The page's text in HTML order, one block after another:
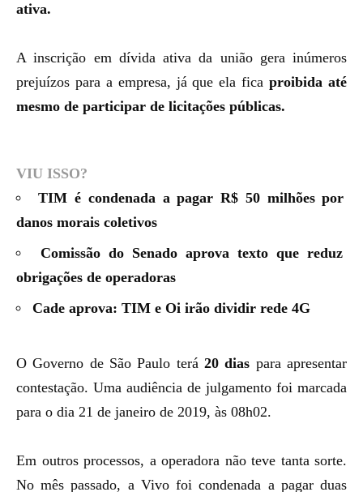
ativa.
A inscrição em dívida ativa da união gera inúmeros
prejuízos para a empresa, já que ela fica proibida até
mesmo de participar de licitações públicas.
VIU ISSO?
TIM é condenada a pagar R$ 50 milhões por
danos morais coletivos
Comissão do Senado aprova texto que reduz
obrigações de operadoras
Cade aprova: TIM e Oi irão dividir rede 4G
O Governo de São Paulo terá 20 dias para apresentar
contestação. Uma audiência de julgamento foi marcada
para o dia 21 de janeiro de 2019, às 08h02.
Em outros processos, a operadora não teve tanta sorte.
No mês passado, a Vivo foi condenada a pagar duas